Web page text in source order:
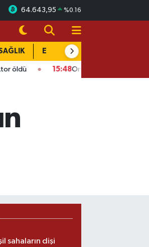
64.643,95 %0.16
EĞİTİM
15:48 Onikişubat’ta ücretsiz üniversite
sahaların dişi